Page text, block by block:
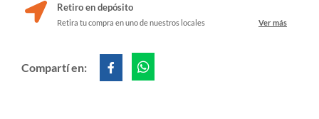
Retiro en depósito
Retira tu compra en uno de nuestros locales Ver más
Compartí en: